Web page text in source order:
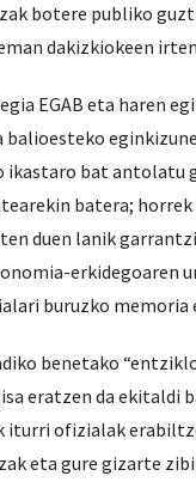
botere publiko
dakizkiokeen
EGAB eta haren
ikastaro bat antolatu
batera; horrek
duen lanik
erkidegoaren
buruzko memoria
benetako
eratzen da ekitaldi
iturri ofizialak
eta gure gizarte